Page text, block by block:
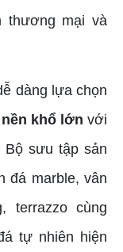
thương mại và
dàng lựa chọn
khổ lớn với
Bộ sưu tập sản
đá marble, vân
terrazzo cùng
tự nhiên hiện